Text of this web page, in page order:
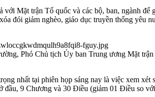
với Mặt trận Tổ quốc và các bộ, ban, ngành
đói giảm nghèo, giáo dục truyền thống yêu
Phó Chủ tịch Ủy ban Trung ương Mặt
nhất tại phiên họp sáng nay là việc xem
đầu, 9 Chương và 30 Điều (giảm 01 Điều so